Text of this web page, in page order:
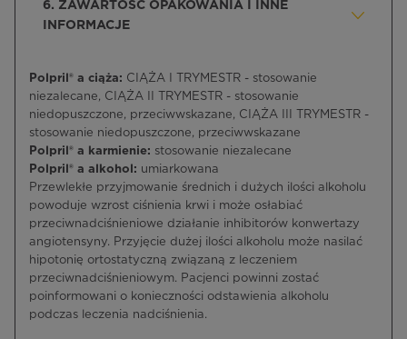
6. ZAWARTOŚĆ OPAKOWANIA I INNE
INFORMACJE
Polpril® a ciąża: CIĄŻA I TRYMESTR - stosowanie
niezalecane, CIĄŻA II TRYMESTR - stosowanie
niedopuszczone, przeciwwskazane, CIĄŻA III TRYMESTR -
stosowanie niedopuszczone, przeciwwskazane
Polpril® a karmienie: stosowanie niezalecane
Polpril® a alkohol: umiarkowana
Przewlekłe przyjmowanie średnich i dużych ilości alkoholu
powoduje wzrost ciśnienia krwi i może osłabiać
przeciwnadciśnieniowe działanie inhibitorów konwertazy
angiotensyny. Przyjęcie dużej ilości alkoholu może nasilać
hipotonię ortostatyczną związaną z leczeniem
przeciwnadciśnieniowym. Pacjenci powinni zostać
poinformowani o konieczności odstawienia alkoholu
podczas leczenia nadciśnienia.